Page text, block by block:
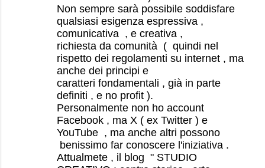
Non sempre sarà possibile soddisfare
qualsiasi esigenza espressiva ,
comunicativa , e creativa ,
richiesta da comunità ( quindi nel
rispetto dei regolamenti su internet , ma
anche dei principi e
caratteri fondamentali , già in parte
definiti , e no profit ).
Personalmente non ho account
Facebook , ma X ( ex Twitter ) e
YouTube , ma anche altri possono
benissimo far conoscere l'iniziativa .
Attualmete , il blog " STUDIO